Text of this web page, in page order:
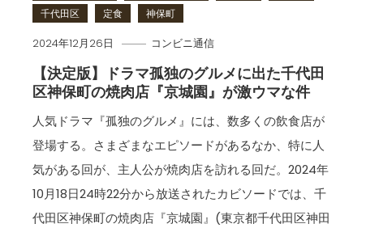
千代田区
定食 神保町
2024年12月26日 コンビニ通信
【決定版】ドラマ孤独のグルメに出た千代田
区神保町の焼肉店『京城園』が激ウマな件
人気ドラマ『孤独のグルメ』には、数多くの飲食店が
登場する。さまざまなエピソードがあるなか、特に人
気がある回が、主人公が焼肉店を訪れる回だ。2024年
10月18日24時22分から放送されたカビソードでは、千
代田区神保町の焼肉店『京城園』(東京都千代田区神田